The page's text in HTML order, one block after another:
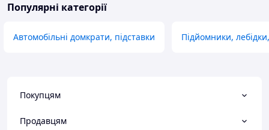
Популярні категорії
Автомобільні домкрати, підставки Підйомники,
Покупцям
Продавцям